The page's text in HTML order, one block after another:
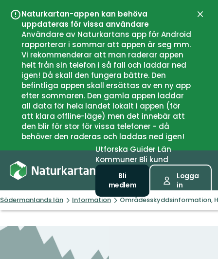
Naturkartan-appen kan behöva
uppdateras för vissa användare
Användare av Naturkartans app för Android
rapporterar i sommar att appen är seg mm.
Vi rekommenderar att man raderar appen
helt från sin telefon i så fall och laddar ned
igen! Då skall den fungera bättre. Den
befintliga appen skall ersättas av en ny app
efter sommaren. Den gamla appen laddar
all data för hela landet lokalt i appen (för
att klara offline-läge) men det innebär att
den blir för stor för vissa telefoner - då
behöver den raderas och laddas ned igen!
UtforskaGuiderLän
Kommuner Bli kund
Bli
medlem
Logga
in
Södermanlands län Information Områdesskyddsinformation,